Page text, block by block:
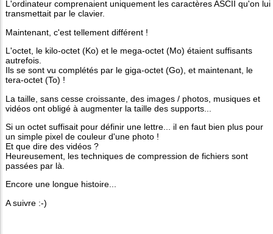
L'ordinateur comprenaient uniquement les caractères ASCII qu'on lui
transmettait par le clavier.
Maintenant, c'est tellement différent !
L'octet, le kilo-octet (Ko) et le mega-octet (Mo) étaient suffisants
autrefois.
Ils se sont vu complétés par le giga-octet (Go), et maintenant, le
tera-octet (To) !
La taille, sans cesse croissante, des images / photos, musiques et
vidéos ont obligé à augmenter la taille des supports...
Si un octet suffisait pour définir une lettre... il en faut bien plus pour
un simple pixel de couleur d'une photo !
Et que dire des vidéos ?
Heureusement, les techniques de compression de fichiers sont
passées par là.
Encore une longue histoire...
A suivre :-)